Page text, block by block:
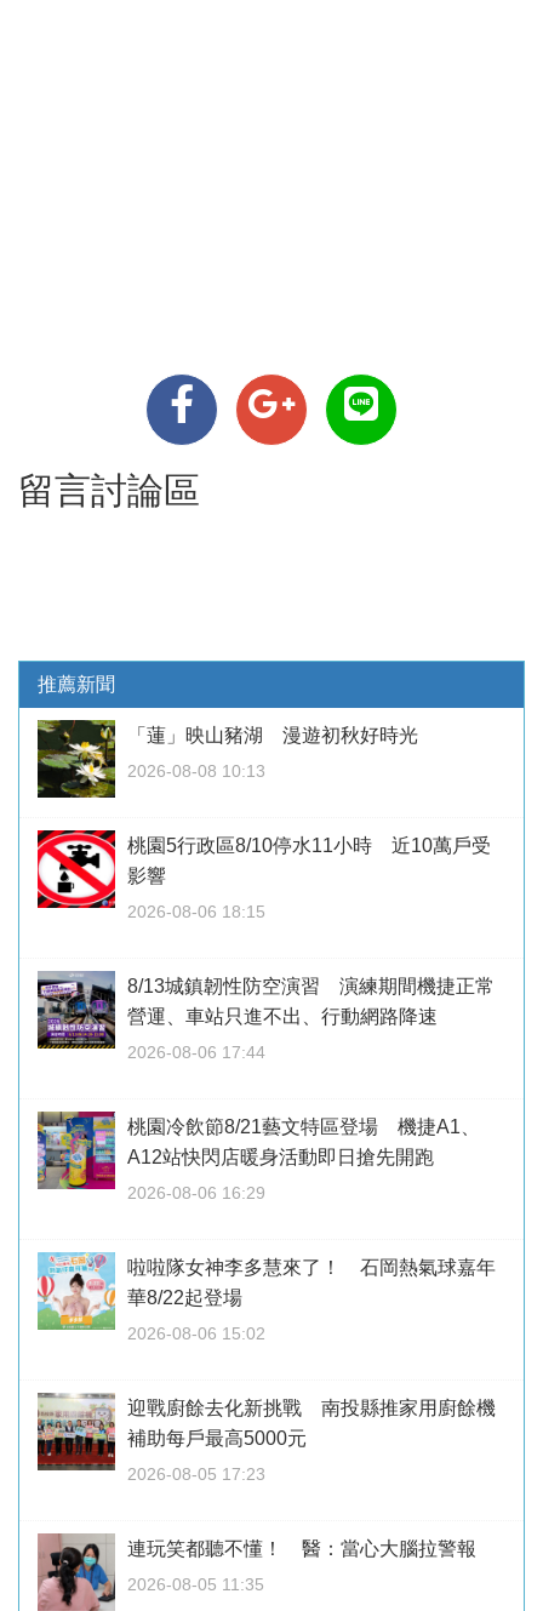
留言討論區
推薦新聞
「蓮」映山豬湖 漫遊初秋好時光
2026-08-08 10:13
桃園5行政區8/10停水11小時 近10萬戶受
影響
2026-08-06 18:15
8/13城鎮韌性防空演習 演練期間機捷正常
營運、車站只進不出、行動網路降速
2026-08-06 17:44
桃園冷飲節8/21藝文特區登場 機捷A1、
A12站快閃店暖身活動即日搶先開跑
2026-08-06 16:29
啦啦隊女神李多慧來了！ 石岡熱氣球嘉年
華8/22起登場
2026-08-06 15:02
迎戰廚餘去化新挑戰 南投縣推家用廚餘機
補助每戶最高5000元
2026-08-05 17:23
連玩笑都聽不懂！ 醫：當心大腦拉警報
2026-08-05 11:35